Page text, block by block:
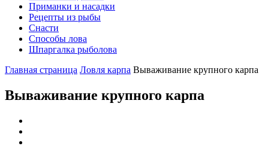
Приманки и насадки
Рецепты из рыбы
Снасти
Способы лова
Шпаргалка рыболова
Главная страница Ловля карпа Вываживание крупного карпа
Вываживание крупного карпа